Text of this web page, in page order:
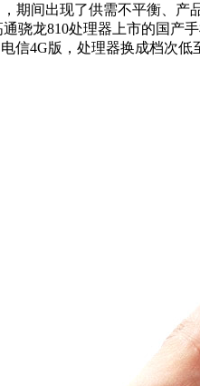
期间出现了供需不平衡、
骁龙810处理器上市的国产
信4G版，处理器换成档次